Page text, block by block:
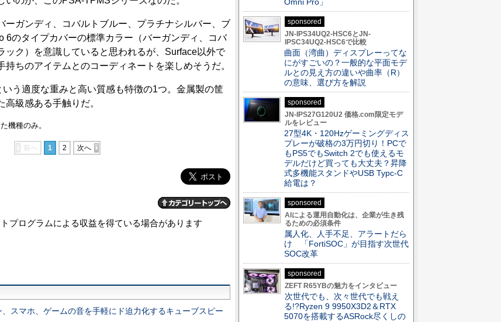
ガンディ、コバルトブルー、プラチナシルバー、ブ
6のタイプカバーの標準カラー（バーガンディ、コバ
ック）を意識していると思われるが、Surface以外で
ちのアイテムとのコーディネートを楽しめそうだ。
う適度な重みと高い質感も特徴の1つ。金属製の筐
級感ある手触りだ。
機種のみ。
前へ 1 2 次へ
プログラムによる収益を得ている場合があります
、スマホ、ゲームの音を手軽にド迫力化するキューブスピー
sponsored
JN-IPS34UQ2-HSC6とJN-
IPSC34UQ2-HSC6で比較
曲面（湾曲）ディスプレーってな
にがすごいの？一般的な平面モデ
ルとの見え方の違いや曲率（R）
の意味、選び方を解説
sponsored
JN-IPS27G120U2 価格.com限定モデ
ルをレビュー
27型4K・120Hzゲーミングディス
プレーが破格の3万円切り！PCで
もPS5でもSwitch 2でも使えるモ
デルだけど買っても大丈夫？昇降
式多機能スタンドやUSB Typc-C
給電は？
sponsored
AIによる運用自動化は、企業が生き残
るための必須条件
属人化、人手不足、アラートだら
け 「FortiSOC」が目指す次世代
SOC改革
sponsored
ZEFT R65YBの魅力をインタビュー
次世代でも、次々世代でも戦え
る!?Ryzen 9 9950X3D2＆RTX
5070を搭載するASRock尽くしの